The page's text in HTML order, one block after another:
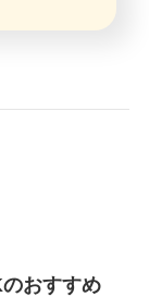
おすすめ